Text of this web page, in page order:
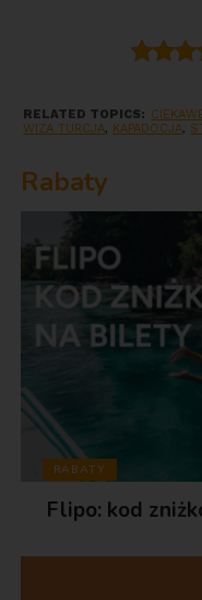
RELATED TOPICS:
WIZA TURCJA, KAPADOCJA,
Rabaty
RABATY
Flipo: kod